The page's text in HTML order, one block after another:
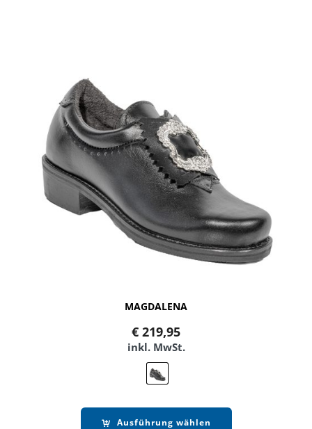
MAGDALENA
€ 219,95
inkl. MwSt.
Ausführung wählen